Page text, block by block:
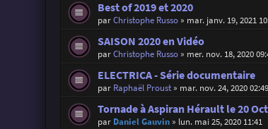
Best of 2019 et 2020
parChristophe Russo» mar. janv. 19, 2021
SAISON 2020 en Vidéo
parChristophe Russo» mer. nov. 18, 2020
ELECTRICA - Série documentaire
par Raphaël Proust» mar. nov. 24, 2020 02:49
Tornade à Aspiran Hérault le 20
par Daniel Gauvin» lun. mai 25, 2020 11:41